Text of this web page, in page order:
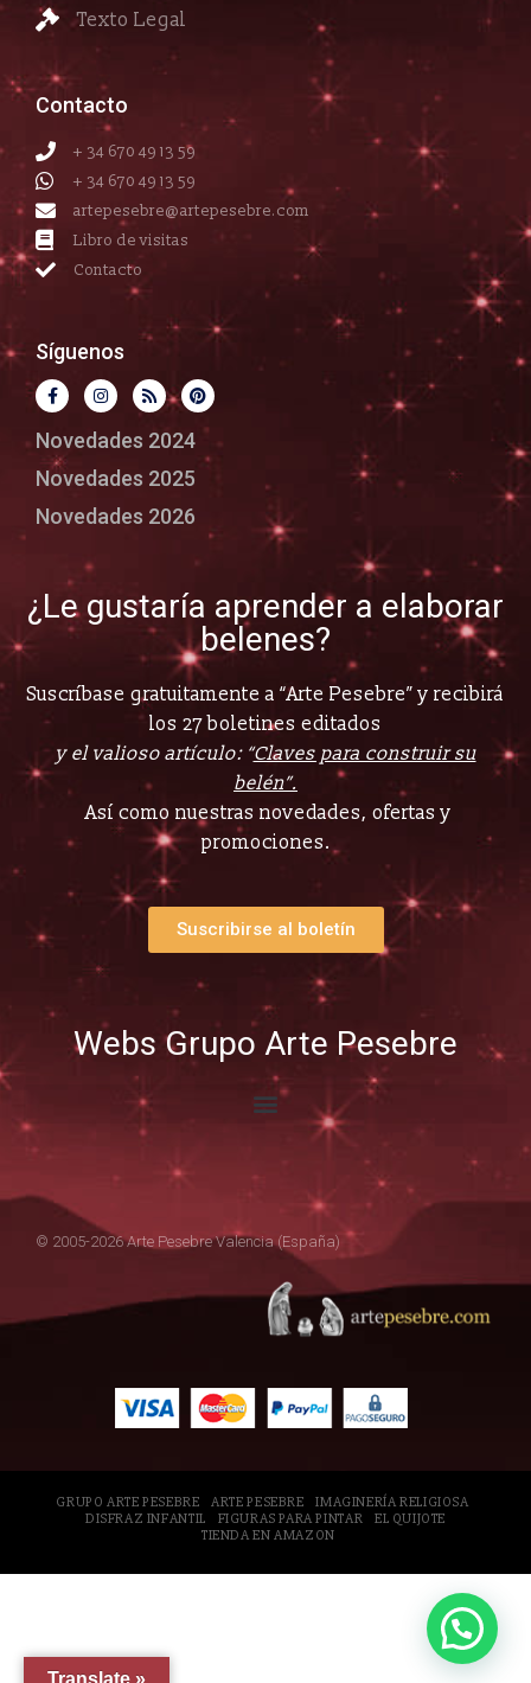
Texto Legal
Contacto
+ 34 670 49 13 59
+ 34 670 49 13 59
artepesebre@artepesebre.com
Libro de visitas
Contacto
Síguenos
Novedades 2024
Novedades 2025
Novedades 2026
¿Le gustaría aprender a elaborar
belenes?
Suscríbase gratuitamente a “Arte Pesebre” y recibirá
los 27 boletines editados
y el valioso artículo: “Claves para construir su
belén”.
Así como nuestras novedades, ofertas y
promociones.
Suscribirse al boletín
Webs Grupo Arte Pesebre
© 2005-2026 Arte Pesebre Valencia (España)
GRUPO ARTE PESEBRE ARTE PESEBRE
IMAGINERÍA RELIGIOSA
DISFRAZ INFANTIL
FIGURAS PARA PINTAR
EL QUIJOTE
TIENDA EN AMAZON
Translate »